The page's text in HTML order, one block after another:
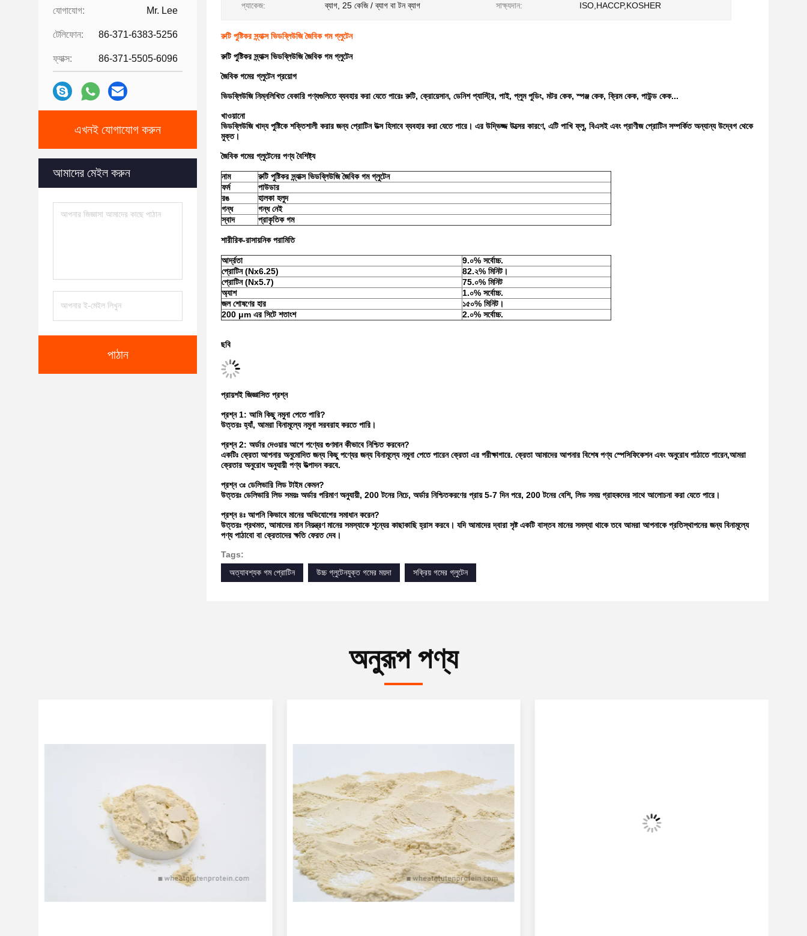
যোগাযোগ: Mr. Lee
টেলিফোন: 86-371-6383-5256
ফ্যাক্স: 86-371-5505-6096
এখনই যোগাযোগ করুন
আমাদের মেইল করুন
পাঠান
প্যাকেজ: ব্যাগ, 25 কেজি / ব্যাগ বা টন ব্যাগ সাক্ষ্যদান: ISO,HACCP,KOSHER
রুটি পুষ্টিকর স্ন্যাক্স ভিডব্লিউজি জৈবিক গম গ্লুটেন
রুটি পুষ্টিকর স্ন্যাক্স ভিডব্লিউজি জৈবিক গম গ্লুটেন
জৈবিক গমের গ্লুটেন প্রয়োগ
ভিডব্লিউজি নিম্নলিখিত বেকারি পণ্যগুলিতে ব্যবহার করা যেতে পারেঃ রুটি, ক্রোয়েসান, ডেনিশ প্যাস্ট্রি, পাই, প্লুম পুডিং, মটর কেক, স্পঞ্জ কেক, ক্রিম কেক, পাউন্ড কেক...
খাওয়ানো
ভিডব্লিউজি খাদ্য পুষ্টিকে শক্তিশালী করার জন্য প্রোটিন উত্স হিসাবে ব্যবহার করা যেতে পারে। এর উদ্ভিজ্জ উত্সের কারণে, এটি পাখি ফ্লু, বিএসই এবং প্রাণীজ প্রোটিন সম্পর্কিত অন্যান্য উদ্বেগ থেকে
মুক্ত।
জৈবিক গমের গ্লুটেনের পণ্য বৈশিষ্ট্য
নাম
রুটি পুষ্টিকর স্ন্যাক্স ভিডব্লিউজি জৈবিক গম গ্লুটেন
ফর্ম
পাউডার
রঙ
হালকা হলুদ
গন্ধ
গন্ধ নেই
স্বাদ
প্রাকৃতিক গম
শারীরিক-রাসায়নিক পরামিতি
আর্দ্রতা
9.০% সর্বোচ্চ.
প্রোটিন (Nx6.25)
82.২% মিনিট।
প্রোটিন (Nx5.7)
75.০% মিনিট
অ্যাশ
1.০% সর্বোচ্চ.
জল শোষণের হার
১৫০% মিনিট।
200 μm এর সিটে শতাংশ
2.০% সর্বোচ্চ.
ছবি
প্রায়শই জিজ্ঞাসিত প্রশ্ন
প্রশ্ন 1: আমি কিছু নমুনা পেতে পারি?
উত্তরঃ হ্যাঁ, আমরা বিনামূল্যে নমুনা সরবরাহ করতে পারি।
প্রশ্ন 2: অর্ডার দেওয়ার আগে পণ্যের গুণমান কীভাবে নিশ্চিত করবেন?
একটিঃ ক্রেতা আপনার অনুমোদিত জন্য কিছু পণ্যের জন্য বিনামূল্যে নমুনা পেতে পারেন ক্রেতা এর পরীক্ষাগারে. ক্রেতা আমাদের আপনার বিশেষ পণ্য স্পেসিফিকেশন এবং অনুরোধ পাঠাতে পারেন,আমরা
ক্রেতার অনুরোধ অনুযায়ী পণ্য উত্পাদন করবে.
প্রশ্ন ৩ঃ ডেলিভারি লিড টাইম কেমন?
উত্তরঃ ডেলিভারি লিড সময়ঃ অর্ডার পরিমাণ অনুযায়ী, 200 টনের নিচে, অর্ডার নিশ্চিতকরণের প্রায় 5-7 দিন পরে, 200 টনের বেশি, লিড সময় গ্রাহকদের সাথে আলোচনা করা যেতে পারে।
প্রশ্ন ৪ঃ আপনি কিভাবে মানের অভিযোগের সমাধান করেন?
উত্তরঃ প্রথমত, আমাদের মান নিয়ন্ত্রণ মানের সমস্যাকে শূন্যের কাছাকাছি হ্রাস করবে। যদি আমাদের দ্বারা সৃষ্ট একটি বাস্তব মানের সমস্যা থাকে তবে আমরা আপনাকে প্রতিস্থাপনের জন্য বিনামূল্যে
পণ্য পাঠাবো বা ক্রেতাদের ক্ষতি ফেরত দেব।
Tags:
অত্যাবশ্যক গম প্রোটিন
উচ্চ গ্লুটেনযুক্ত গমের ময়দা সক্রিয় গমের গ্লুটেন
অনুরূপ পণ্য